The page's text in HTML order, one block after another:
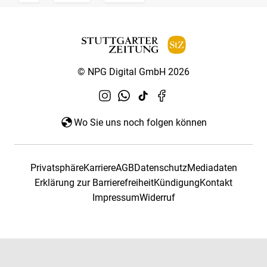
© NPG Digital GmbH 2026
Wo Sie uns noch folgen können
PrivatsphäreKarriereAGBDatenschutzMediadaten
Erklärung zur BarrierefreiheitKündigungKontakt
ImpressumWiderruf